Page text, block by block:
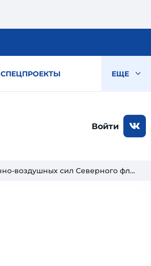
СПЕЦПРОЕКТЫ ЕЩЕ
Войти
Музей военно-воздушных сил Северного флота